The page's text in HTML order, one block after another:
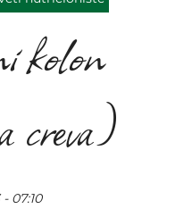
creva)
- 07:10